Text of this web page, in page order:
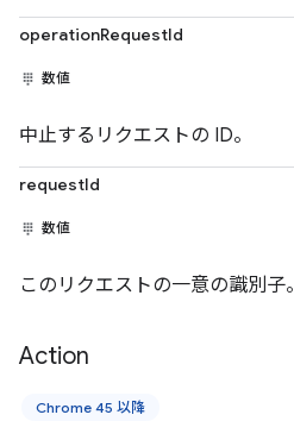
operationRequestId
数値
中止するリクエストの ID。
requestId
数値
このリクエストの一意の識別子。
Action
Chrome 45 以降